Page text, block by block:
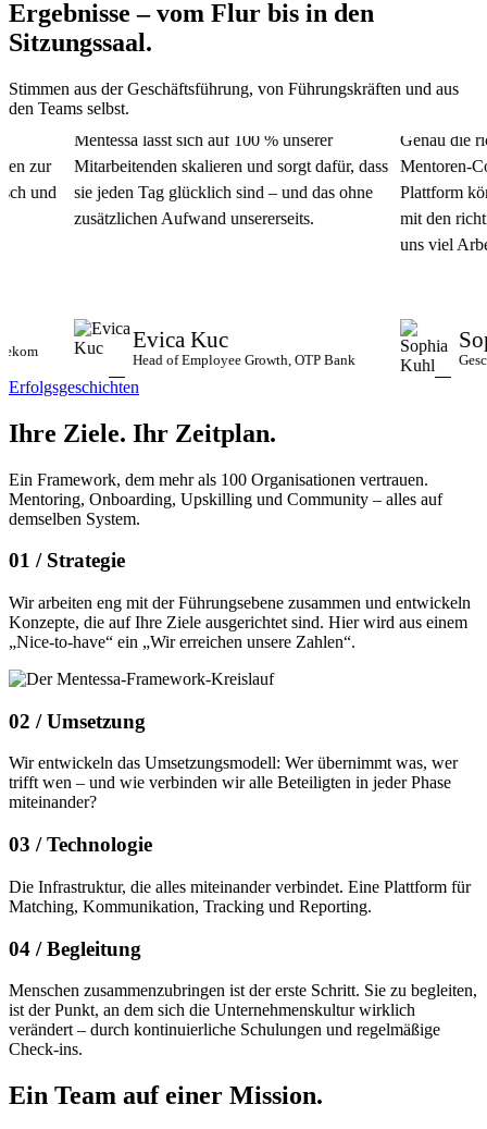
Ergebnisse – vom Flur bis in den
Sitzungssaal.
Stimmen aus der Geschäftsführung, von Führungskräften und aus
den Teams selbst.
zur
und
Mentessa lässt sich auf 100 % unserer
Mitarbeitenden skalieren und sorgt dafür, dass
sie jeden Tag glücklich sind – und das ohne
zusätzlichen Aufwand unsererseits.
Evica Kuc
Head of Employee Growth, OTP Bank
Genau die
Mentoren-
Plattform
mit den
uns viel
Erfolgsgeschichten
Ihre Ziele. Ihr Zeitplan.
Ein Framework, dem mehr als 100 Organisationen vertrauen.
Mentoring, Onboarding, Upskilling und Community – alles auf
demselben System.
01 /Strategie
Wir arbeiten eng mit der Führungsebene zusammen und entwickeln
Konzepte, die auf Ihre Ziele ausgerichtet sind. Hier wird aus einem
„Nice-to-have“ ein „Wir erreichen unsere Zahlen“.
02 /Umsetzung
Wir entwickeln das Umsetzungsmodell: Wer übernimmt was, wer
trifft wen – und wie verbinden wir alle Beteiligten in jeder Phase
miteinander?
03 /Technologie
Die Infrastruktur, die alles miteinander verbindet. Eine Plattform für
Matching, Kommunikation, Tracking und Reporting.
04 /Begleitung
Menschen zusammenzubringen ist der erste Schritt. Sie zu begleiten,
ist der Punkt, an dem sich die Unternehmenskultur wirklich
verändert – durch kontinuierliche Schulungen und regelmäßige
Check-ins.
Ein Team auf einer Mission.